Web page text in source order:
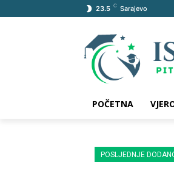
23.5 C Sarajevo
POČETNA
POSLJEDNJE